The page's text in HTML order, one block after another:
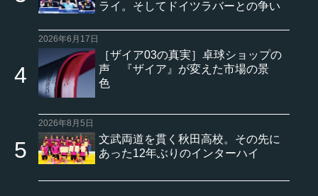
ライ。そしてドイツラバーとの争い
2026年6月17日
［ザイア03の真実］卓球ショップの
声 『ザイア』が変えた市場の景
色
2026年8月5日
文武両道を貫く秋田高校。その先に
あった12年ぶりのインターハイ